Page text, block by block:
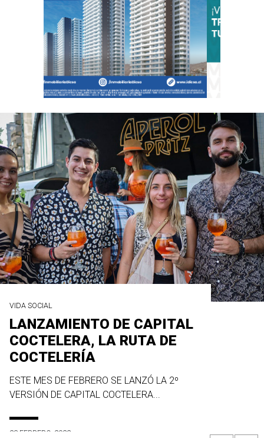
VIDA SOCIAL
LANZAMIENTO DE CAPITAL
COCTELERA, LA RUTA DE
COCTELERÍA
ESTE MES DE FEBRERO SE LANZÓ LA 2º
VERSIÓN DE CAPITAL COCTELERA...
23 FEBRERO, 2022